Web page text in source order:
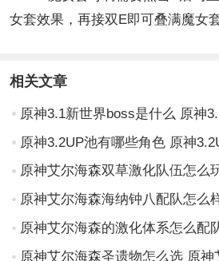
女套效果，再接双E即可叠满魔女套
相关文章
原神3.1新世界boss是什么 原神
原神3.2UP池有哪些角色 原神